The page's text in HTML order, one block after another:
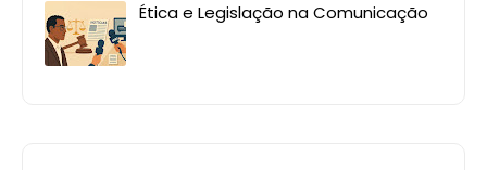
Ética e Legislação na Comunicação